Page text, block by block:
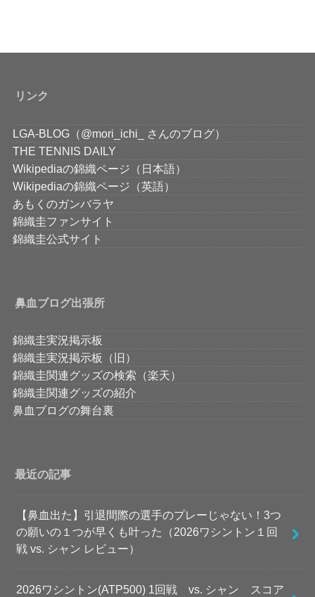
リンク
LGA-BLOG（@mori_ichi_ さんのブログ）
THE TENNIS DAILY
Wikipediaの錦織ページ（日本語）
Wikipediaの錦織ページ（英語）
あもくのガンバラヤ
錦織圭ファンサイト
錦織圭公式サイト
鼻血ブログ出張所
錦織圭実況掲示板
錦織圭実況掲示板（旧）
錦織圭関連グッズの検索（楽天）
錦織圭関連グッズの紹介
鼻血ブログの舞台裏
最近の記事
【鼻血出た】引退間際の選手のプレーじゃない！3つ
の願いの１つが早くも叶った（2026ワシントン１回
戦 vs. シャン レビュー）
2026ワシントン(ATP500) 1回戦 vs. シャン スコア